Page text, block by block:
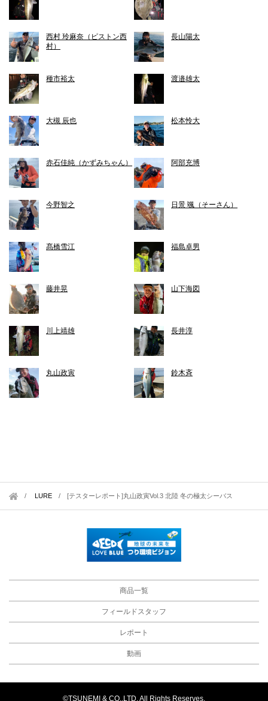
西村 玲麻奈（ピストン西
村）
長山陽太
種市裕太 渡邉雄太
大槻 辰也 松本怜大
赤石佳純（かずみちゃん） 阿部充博
今野智之 日景 颯（そーさん）
髙橋雪江 福島卓男
藤井晃 山下海図
川上靖雄 長井淳
丸山政寅 鈴木斉
LURE / [テスターレポート]丸山政寅Vol.3 北陸 冬の極太シーバス
商品一覧
フィールドスタッフ
レポート
動画
©TSUNEMI & CO.,LTD. All Rights Reserves.